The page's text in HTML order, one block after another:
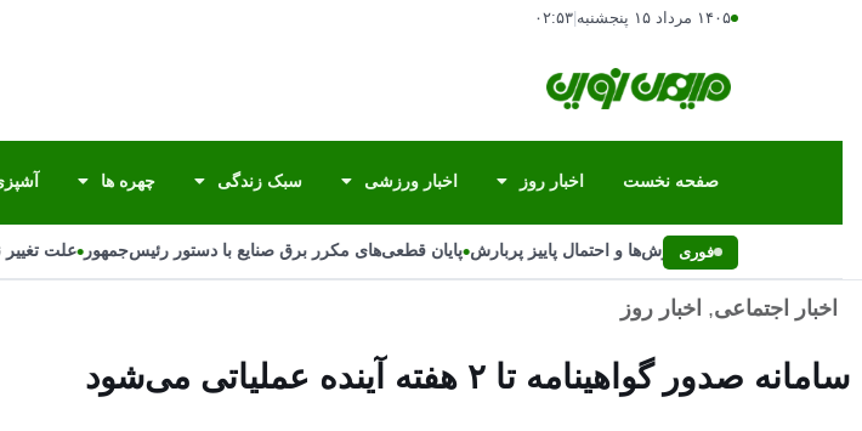
۱۴۰۵ مرداد ۱۵ پنجشنبه ۰۲:۵۳
صفحه نخست اخبار روز اخبار ورزشی سبک زندگی چهره ها
فوری
علت تغییر ناگهانی بارش‌ها و احتمال پاییز پربارش•پایان قطعی‌های مکرر برق صنایع با دستور رئیس‌جمهور•علت تغییر
اخبار اجتماعی, اخبار روز
سامانه صدور گواهینامه تا ۲ هفته آینده عملیاتی می‌شود